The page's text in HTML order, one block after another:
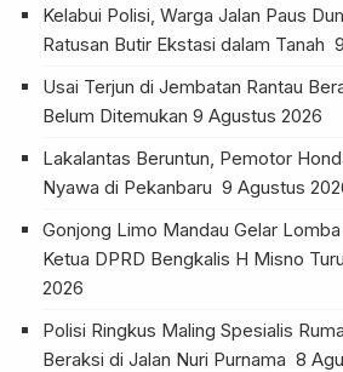
Kelabui Polisi, Warga Jalan Paus
Ratusan Butir Ekstasi dalam Tanah
Usai Terjun di Jembatan Rantau
Belum Ditemukan 9 Agustus 2026
Lakalantas Beruntun, Pemotor
Nyawa di Pekanbaru 9 Agustus
Gonjong Limo Mandau Gelar
Ketua DPRD Bengkalis H Misno
2026
Polisi Ringkus Maling Spesialis
Beraksi di Jalan Nuri Purnama 8